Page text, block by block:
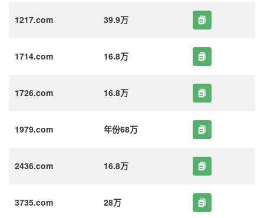
1217.com 39.9万
1714.com 16.8万
1726.com 16.8万
1979.com 年份68万
2436.com 16.8万
3735.com 28万